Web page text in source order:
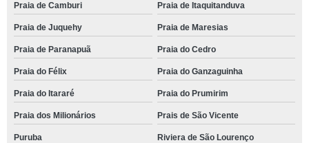
Praia de Camburi Praia de Itaquitanduva
Praia de Juquehy Praia de Maresias
Praia de Paranapuã Praia do Cedro
Praia do Félix Praia do Ganzaguinha
Praia do Itararé Praia do Prumirim
Praia dos Milionários Prais de São Vicente
Puruba Riviera de São Lourenço